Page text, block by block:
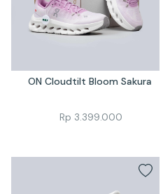
ON Cloudtilt Bloom Sakura
Rp 3.399.000